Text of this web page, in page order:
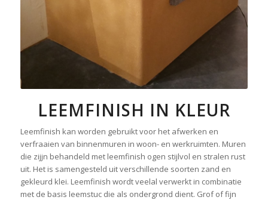
LEEMFINISH IN KLEUR
Leemfinish kan worden gebruikt voor het afwerken en
verfraaien van binnenmuren in woon- en werkruimten. Muren
die zijjn behandeld met leemfinish ogen stijlvol en stralen rust
uit. Het is samengesteld uit verschillende soorten zand en
gekleurd klei. Leemfinish wordt veelal verwerkt in combinatie
met de basis leemstuc die als ondergrond dient. Grof of fijn